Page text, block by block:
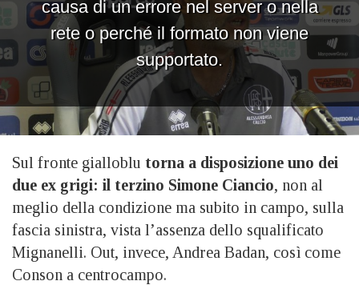
Sul fronte gialloblu torna a disposizione uno dei
due ex grigi: il terzino Simone Ciancio, non al
meglio della condizione ma subito in campo, sulla
fascia sinistra, vista l’assenza dello squalificato
Mignanelli. Out, invece, Andrea Badan, così come
Conson a centrocampo.